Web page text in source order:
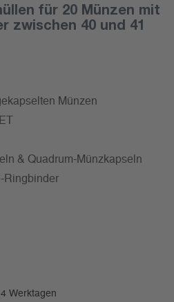
für 20 Münzen mit
zwischen 40 und 41
Münzen
& Quadrum-Münzkapseln
Ringbinder
Werktagen